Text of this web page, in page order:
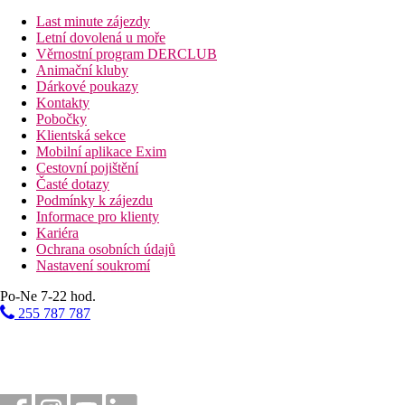
462 vil
recepce
2 bufetové restaurace
4 à la carte restaurace (italská, japonská, thajská)
4 bary
kavárna
bazén
dětský bazének
dětský klub
SPA
posilovna
centrum vodních sportů
potápěčské centrum
tenisové kurty
golf
pláž s bílým jemným pískem
lehátka a slunečníky zdarma
Snídaně (7:30-10:00), oběd (12:30-14:00) a večeře
Maaniya - pro hosty ubytované v plážových vilách
Last minute zájezdy
Letní dovolená u moře
Věrnostní program DERCLUB
Animační kluby
Dárkové poukazy
Kontakty
Pobočky
Klientská sekce
Mobilní aplikace Exim
Cestovní pojištění
Časté dotazy
Podmínky k zájezdu
Informace pro klienty
Kariéra
Ochrana osobních údajů
Nastavení soukromí
Po-Ne 7-22 hod.
255 787 787